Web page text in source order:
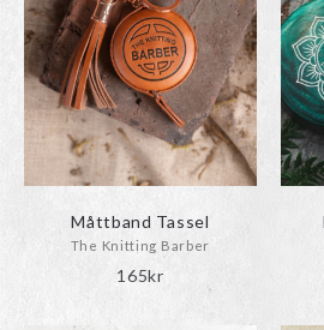
Måttband Tassel
The Knitting Barber
165kr